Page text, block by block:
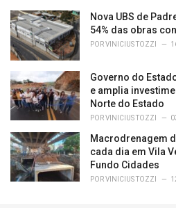
Nova UBS de
54% das obras
PORVINICIUS TOZZI
Governo do
e amplia
Norte do Estado
PORVINICIUS TOZZI
Macrodrenagem
cada dia em Vila
Fundo Cidades
PORVINICIUS TOZZI